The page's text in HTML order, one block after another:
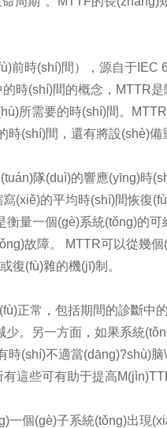
時(shí)間），源自于
(shí)間的概念，MTTR
所需要的時(shí)間。
間，還有將設(shè)備
隊(duì)的響應(yīng)時
縮寫(xiě)的平均時(shí)間恢
衡量一個(gè)系統(tǒng)的
障。 MTTR可以從幾
復(fù)雜的機(jī)制。
常，包括期間的診斷
。另一方面，如果系統
(shí)不適當(dāng)?shù)脑\
。 所有這些可有助于提高
個(gè)子系統(tǒng)出現(xiàn)